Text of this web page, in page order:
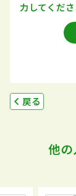
力してくださ
戻る
他